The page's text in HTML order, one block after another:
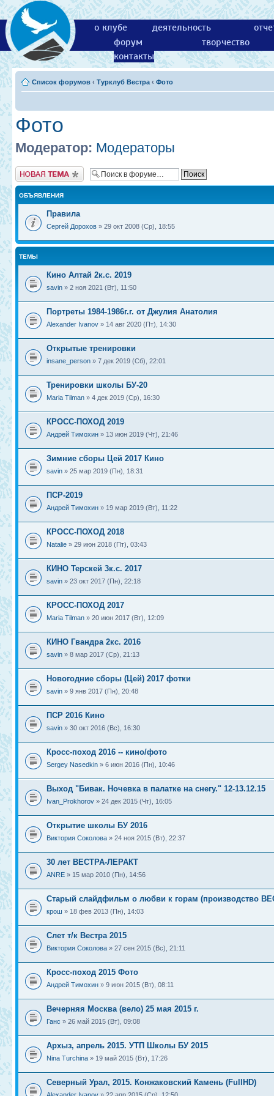
о клубе деятельность
форум
творчество
контакты
Список форумов ‹ Турклуб Вестра ‹ Фото
Фото
Модератор: Модераторы
Новая тема
ОБЪЯВЛЕНИЯ
Правила
Сергей Дорохов » 29 окт 2008 (Ср), 18:55
ТЕМЫ
Кино Алтай 2к.с. 2019
savin » 2 ноя 2021 (Вт), 11:50
Портреты 1984-1986г.г. от Джулия Анатолия
Alexander Ivanov » 14 авг 2020 (Пт), 14:30
Открытые тренировки
insane_person » 7 дек 2019 (Сб), 22:01
Тренировки школы БУ-20
Maria Tilman » 4 дек 2019 (Ср), 16:30
КРОСС-ПОХОД 2019
Андрей Тимохин » 13 июн 2019 (Чт), 21:46
Зимние сборы Цей 2017 Кино
savin » 25 мар 2019 (Пн), 18:31
ПСР-2019
Андрей Тимохин » 19 мар 2019 (Вт), 11:22
КРОСС-ПОХОД 2018
Natalie » 29 июн 2018 (Пт), 03:43
КИНО Терскей 3к.с. 2017
savin » 23 окт 2017 (Пн), 22:18
КРОСС-ПОХОД 2017
Maria Tilman » 20 июн 2017 (Вт), 12:09
КИНО Гвандра 2кс. 2016
savin » 8 мар 2017 (Ср), 21:13
Новогодние сборы (Цей) 2017 фотки
savin » 9 янв 2017 (Пн), 20:48
ПСР 2016 Кино
savin » 30 окт 2016 (Вс), 16:30
Кросс-поход 2016 -- кино/фото
Sergey Nasedkin » 6 июн 2016 (Пн), 10:46
Выход "Бивак. Ночевка в палатке на снегу." 12-13.12.15
Ivan_Prokhorov » 24 дек 2015 (Чт), 16:05
Открытие школы БУ 2016
Виктория Соколова » 24 ноя 2015 (Вт), 22:37
30 лет ВЕСТРА-ЛЕРАКТ
ANRE » 15 мар 2010 (Пн), 14:56
Старый слайдфильм о любви к горам (производство
крош » 18 фев 2013 (Пн), 14:03
Слет т/к Вестра 2015
Виктория Соколова » 27 сен 2015 (Вс), 21:11
Кросс-поход 2015 Фото
Андрей Тимохин » 9 июн 2015 (Вт), 08:11
Вечерняя Москва (вело) 25 мая 2015 г.
Ганс » 26 май 2015 (Вт), 09:08
Архыз, апрель 2015. УТП Школы БУ 2015
Nina Turchina » 19 май 2015 (Вт), 17:26
Северный Урал, 2015. Конжаковский Камень (FullHD)